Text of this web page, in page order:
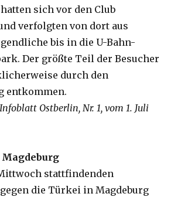
sich vor den Club
verfolgten von dort aus
bis in die U-Bahn-
Der größte Teil der Besucher
durch den
entkommen.
Ostberlin, Nr. 1, vom 1. Juli
Magdeburg
stattfindenden
die Türkei in Magdeburg